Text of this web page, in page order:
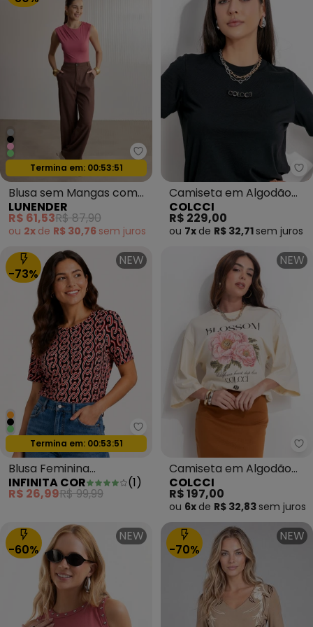
Lunender - Blusa sem Mangas
Oferta relâmpago
Termina em: 00:53:49
Blusa sem Mangas com
Pregas em Malha Rosa
LUNENDER
R$ 61,53R$ 87,90
ou 2x de R$ 30,76 sem juros
Camiseta em Algodão
Preto
COLCCI
R$ 229,00
ou 7x de R$ 32,71 sem juros
-73%
NEW
Infinita Cor - Blusa Feminina
Oferta relâmpago
Termina em: 00:53:49
Blusa Feminina
Estampada Viscotorcion
Laranja
INFINITA COR (1)
R$ 26,99R$ 99,99
NEW
Camiseta em Algodão
Estampada Bege
COLCCI
R$ 197,00
ou 6x de R$ 32,83 sem juros
-60%
NEW
-70%
NEW